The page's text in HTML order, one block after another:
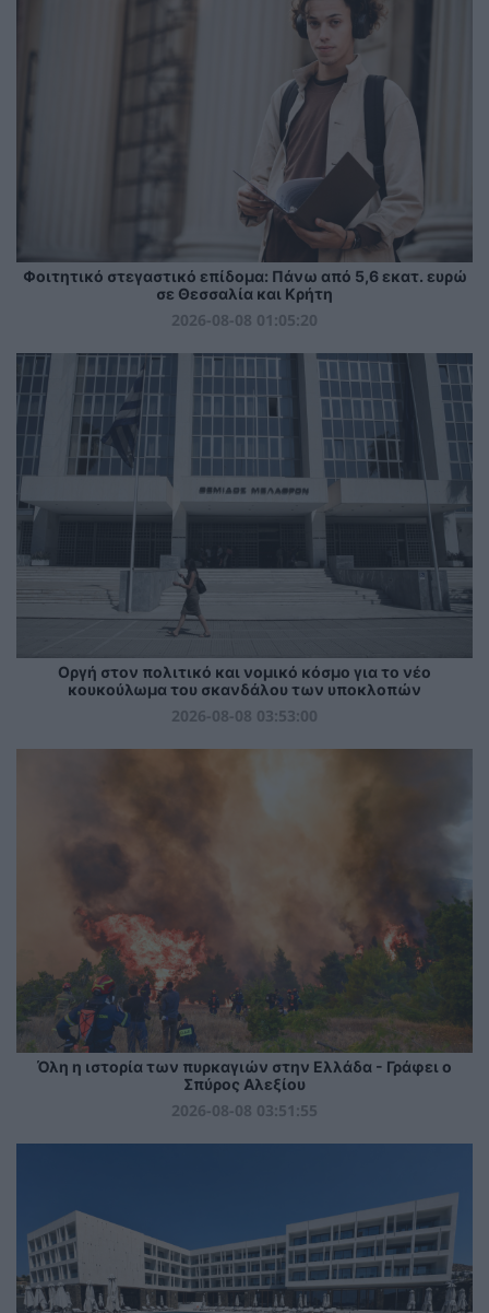
Φοιτητικό στεγαστικό επίδομα: Πάνω από 5,6 εκατ. ευρώ
σε Θεσσαλία και Κρήτη
2026-08-08 01:05:20
Οργή στον πολιτικό και νομικό κόσμο για το νέο
κουκούλωμα του σκανδάλου των υποκλοπών
2026-08-08 03:53:00
Όλη η ιστορία των πυρκαγιών στην Ελλάδα - Γράφει ο
Σπύρος Αλεξίου
2026-08-08 03:51:55